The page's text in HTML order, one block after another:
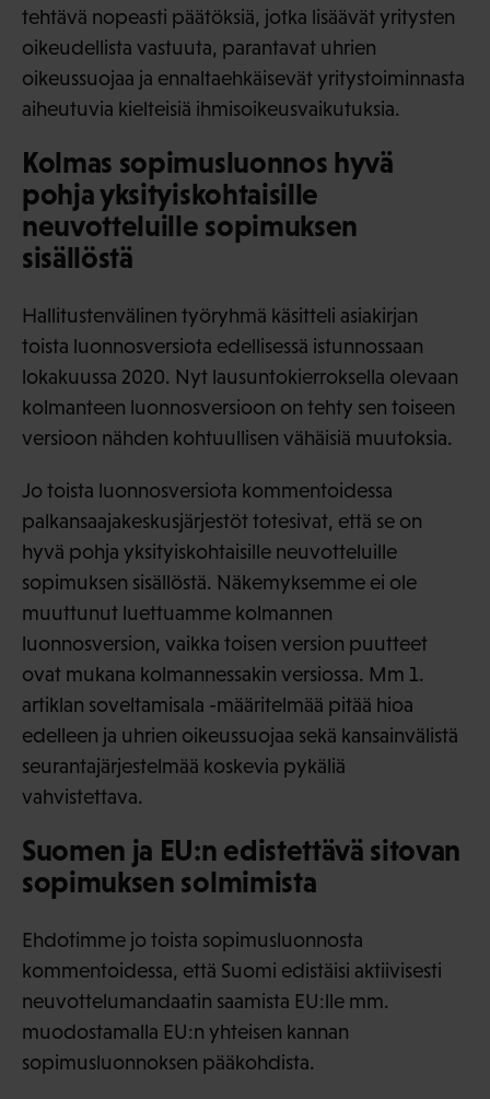
tehtävä nopeasti päätöksiä, jotka lisäävät yritysten
oikeudellista vastuuta, parantavat uhrien
oikeussuojaa ja ennaltaehkäisevät yritystoiminnasta
aiheutuvia kielteisiä ihmisoikeusvaikutuksia.
Kolmas sopimusluonnos hyvä
pohja yksityiskohtaisille
neuvotteluille sopimuksen
sisällöstä
Hallitustenvälinen työryhmä käsitteli asiakirjan
toista luonnosversiota edellisessä istunnossaan
lokakuussa 2020. Nyt lausuntokierroksella olevaan
kolmanteen luonnosversioon on tehty sen toiseen
versioon nähden kohtuullisen vähäisiä muutoksia.
Jo toista luonnosversiota kommentoidessa
palkansaajakeskusjärjestöt totesivat, että se on
hyvä pohja yksityiskohtaisille neuvotteluille
sopimuksen sisällöstä. Näkemyksemme ei ole
muuttunut luettuamme kolmannen
luonnosversion, vaikka toisen version puutteet
ovat mukana kolmannessakin versiossa. Mm 1.
artiklan soveltamisala -määritelmää pitää hioa
edelleen ja uhrien oikeussuojaa sekä kansainvälistä
seurantajärjestelmää koskevia pykäliä
vahvistettava.
Suomen ja EU:n edistettävä sitovan
sopimuksen solmimista
Ehdotimme jo toista sopimusluonnosta
kommentoidessa, että Suomi edistäisi aktiivisesti
neuvottelumandaatin saamista EU:lle mm.
muodostamalla EU:n yhteisen kannan
sopimusluonnoksen pääkohdista.